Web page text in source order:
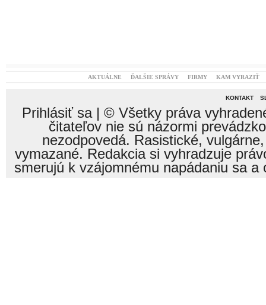
AKTUÁLNE ĎALŠIE SPRÁVY FIRMY KAM VYRAZIŤ
KONTAKT
Prihlásiť sa| © Všetky práva
čitateľov nie sú názormi
nezodpovedá. Rasistické,
vymazané. Redakcia si vyhradzuje
smerujú k vzájomnému napádaniu sa